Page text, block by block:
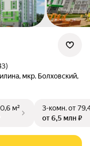
мкр. Болховский,
м²
3-комн.от
от 6,5 млн ₽